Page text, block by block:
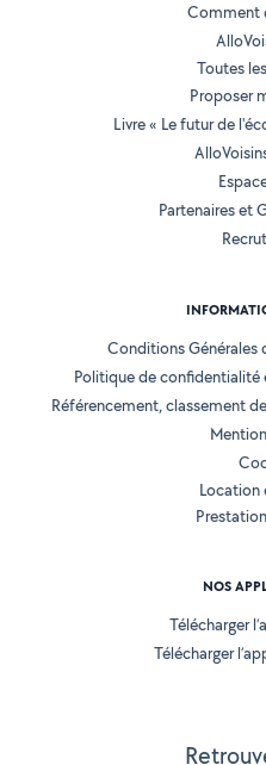
Comment
Toutes
Proposer
Livre « Le futur de
Partenaires et
Conditions Générales
Politique de confidentialité
Référencement, classement
Location
NOS
Télécharger
Télécharger